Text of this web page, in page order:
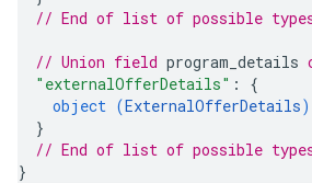
// End of list of possible
// Union field program_details
"externalOfferDetails" : {
object (ExternalOfferDetails)
}
// End of list of possible
}